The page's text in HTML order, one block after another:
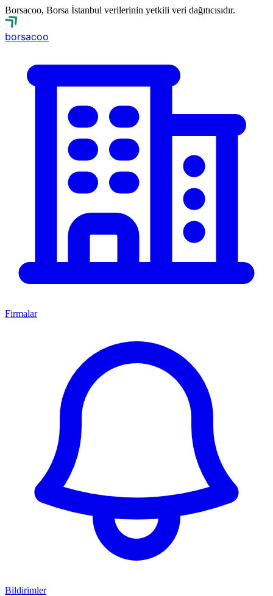
Borsacoo, Borsa İstanbul verilerinin yetkili veri dağıtıcısıdır.
borsacoo
Firmalar
Bildirimler